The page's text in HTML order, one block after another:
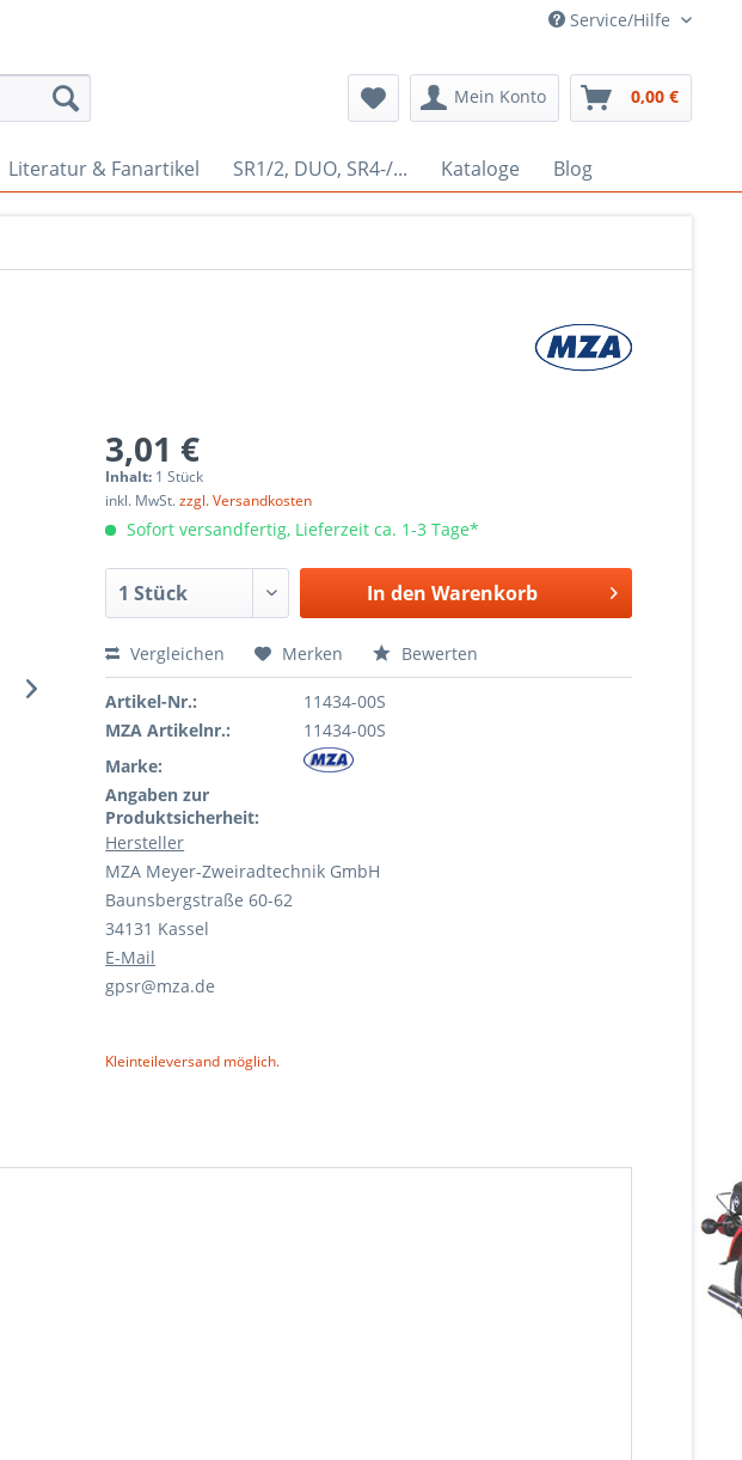
Service/Hilfe
Mein Konto 0,00 €
Literatur & Fanartikel SR1/2, DUO, SR4-/... Kataloge Blog
3,01 €
Inhalt: 1 Stück
inkl. MwSt.zzgl. Versandkosten
Sofort versandfertig, Lieferzeit ca. 1-3 Tage*
In den Warenkorb
Vergleichen Merken Bewerten
Artikel-Nr.:
11434-00S
MZA Artikelnr.:
11434-00S
Marke:
Angaben zur
Produktsicherheit:
Hersteller
MZA Meyer-Zweiradtechnik GmbH
Baunsbergstraße 60-62
34131 Kassel
E-Mail
gpsr@mza.de
Kleinteileversand möglich.